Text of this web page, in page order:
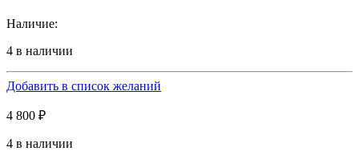
Наличие:
4 в наличии
Добавить в список желаний
4 800 ₽
4 в наличии